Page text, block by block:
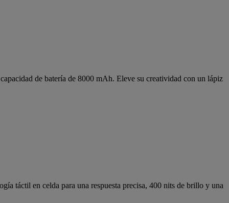
de batería de 8000 mAh. Eleve su creatividad con un lápiz
táctil en celda para una respuesta precisa, 400 nits de brillo y una